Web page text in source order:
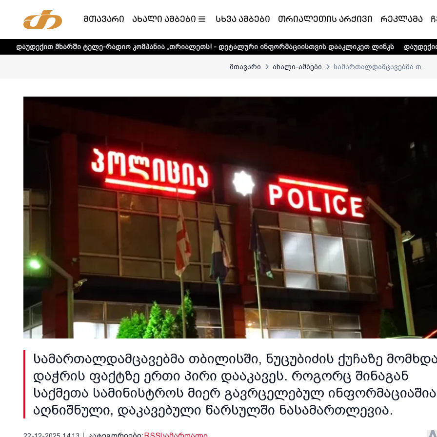
მთავარი ახალი ამბები სხვა ამბები თრიალეთის არქივი რეკლამა
ტელე-რადიო კომპანია „თრიალეთს! - დეტალური ინფორმაციისთვის დააკლიკეთ ლინკს დაუდექით მხარში
მთავარი ახალი-ამბები სამართალდამცავებმა თ...
სამართალდამცავებმა თბილისში, ნუცუბიძის ქუჩაზე
დაჭრის ფაქტზე ერთი პირი დააკავეს. როგორც შინაგან
საქმეთა სამინისტროს მიერ გავრცელებულ ინფორმაციაშია
აღნიშნული, დაკავებული წარსულში ნასამართლევია.